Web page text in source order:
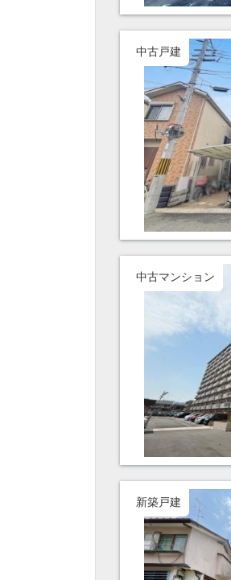
中古戸建
中古マンション
新築戸建